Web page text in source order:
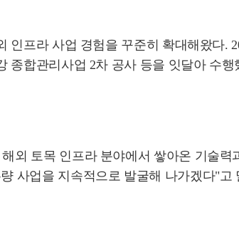
프라 사업 경험을 꾸준히 확대해왔다.
합관리사업 2차 공사 등을 잇달아 수
외 토목 인프라 분야에서 쌓아온 기술
사업을 지속적으로 발굴해 나가겠다"고